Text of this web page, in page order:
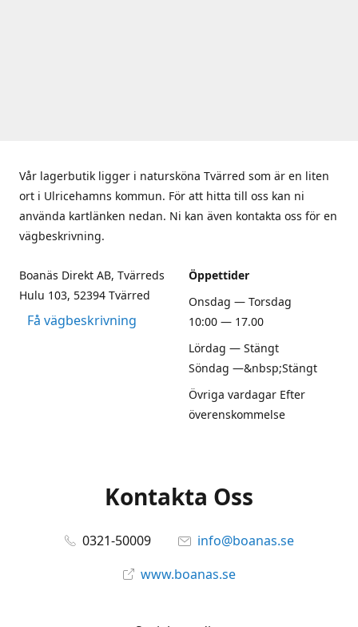
Vår lagerbutik ligger i natursköna Tvärred som är en liten
ort i Ulricehamns kommun. För att hitta till oss kan ni
använda kartlänken nedan. Ni kan även kontakta oss för en
vägbeskrivning.
Boanäs Direkt AB, Tvärreds
Hulu 103, 52394 Tvärred
Få vägbeskrivning
Öppettider
Onsdag — Torsdag
10:00 — 17.00
Lördag — Stängt
Söndag —&nbsp;Stängt
Övriga vardagar Efter
överenskommelse
Kontakta Oss
0321-50009
info@boanas.se
www.boanas.se